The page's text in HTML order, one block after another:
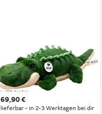
STEIFF
Kuscheltier Rocko Krokodil,
40 cm, aus recycelten PET
Flaschen
69,90 €
lieferbar - in 2-3 Werktagen bei dir